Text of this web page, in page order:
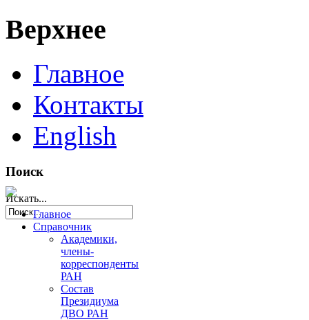
Верхнее
Главное
Контакты
English
Поиск
Искать...
Главное
Справочник
Академики,
члены-
корреспонденты
РАН
Состав
Президиума
ДВО РАН